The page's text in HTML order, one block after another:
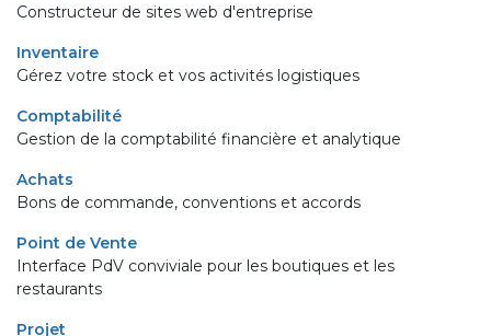
Constructeur de sites web d'entreprise
Inventaire
Gérez votre stock et vos activités logistiques
Comptabilité
Gestion de la comptabilité financière et analytique
Achats
Bons de commande, conventions et accords
Point de Vente
Interface PdV conviviale pour les boutiques et les
restaurants
Projet